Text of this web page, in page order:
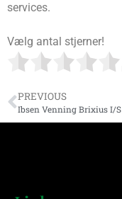
services.
Vælg antal stjerner!
PREVIOUS
Ibsen Venning Brixius I/S